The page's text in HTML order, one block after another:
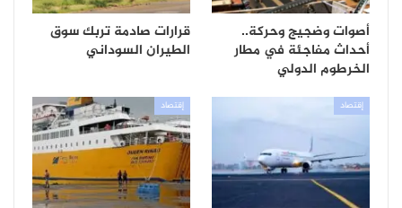
أصوات وضجيج وحركة..
أحداث مفاجئة في مطار
الخرطوم الدولي
قرارات صادمة تربك سوق
الطيران السوداني
إقتصاد إقتصاد